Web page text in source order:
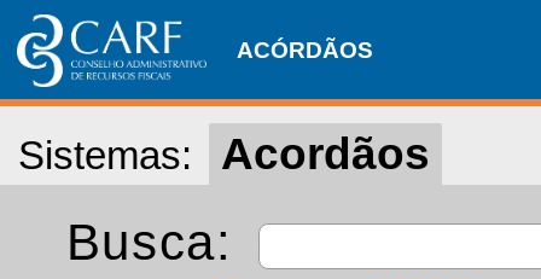
ACÓRDÃOS
Sistemas: Acordãos
Busca: